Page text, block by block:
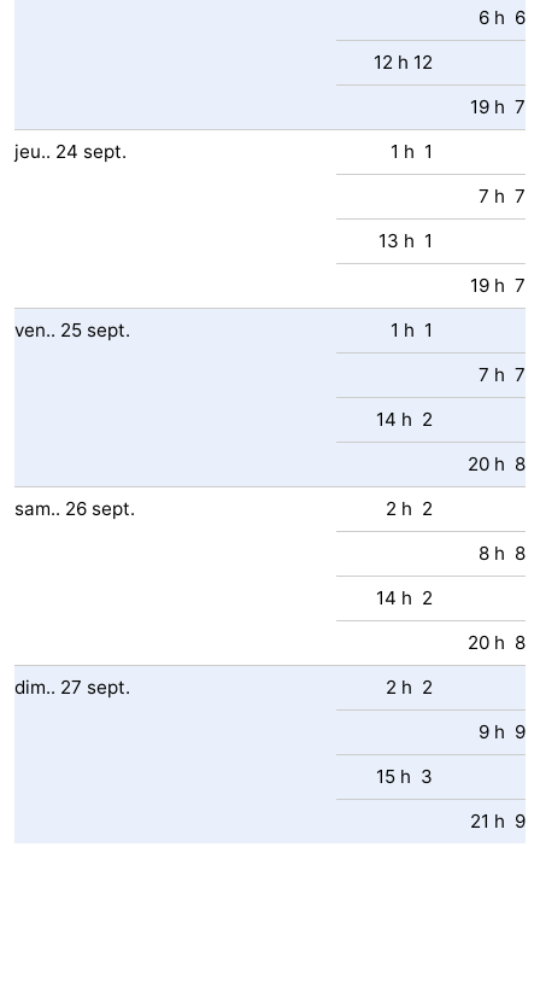
6 h 6
12 h 12
19 h 7
jeu.. 24 sept.
1 h 1
7 h 7
13 h 1
19 h 7
ven.. 25 sept.
1 h 1
7 h 7
14 h 2
20 h 8
sam.. 26 sept.
2 h 2
8 h 8
14 h 2
20 h 8
dim.. 27 sept.
2 h 2
9 h 9
15 h 3
21 h 9